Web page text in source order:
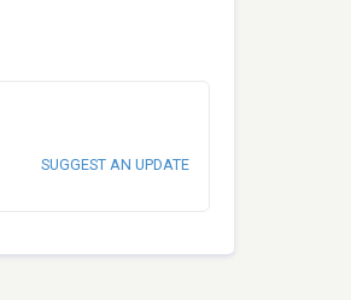
SUGGEST AN UPDATE